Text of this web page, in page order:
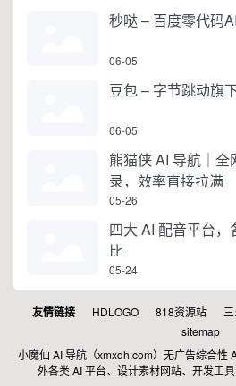
秒哒 – 百度零代码
06-05
豆包 – 字节跳动旗
06-05
熊猫侠 AI 导航｜
录，效率直接拉满
05-26
四大 AI 配音平台
比
05-24
友情链接 HDLOGO 818资源站
sitemap
小魔仙 AI 导航（xmxdh.com）无广告综合性
外各类 AI 平台、设计素材网站、开发工